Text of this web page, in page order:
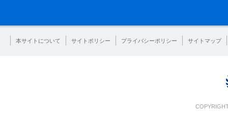
本サイトについて サイトポリシー プライバシーポリシー サイトマップ